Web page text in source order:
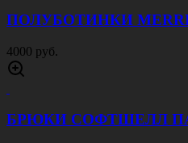
ПОЛУБОТИНКИ
4000 руб.
БРЮКИ СОФТШЕЛЛ